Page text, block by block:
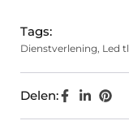
Tags:
Dienstverlening, Led tl
Delen: